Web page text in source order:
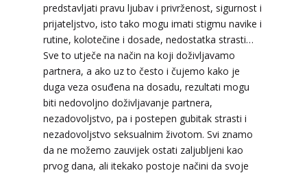
predstavljati pravu ljubav i privrženost, sigurnost i
prijateljstvo, isto tako mogu imati stigmu navike i
rutine, kolotečine i dosade, nedostatka strasti…
Sve to utječe na način na koji doživljavamo
partnera, a ako uz to često i čujemo kako je
duga veza osuđena na dosadu, rezultati mogu
biti nedovoljno doživljavanje partnera,
nezadovoljstvo, pa i postepen gubitak strasti i
nezadovoljstvo seksualnim životom. Svi znamo
da ne možemo zauvijek ostati zaljubljeni kao
prvog dana, ali itekako postoje načini da svoje